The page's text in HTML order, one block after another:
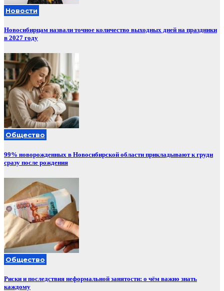
Новости
Новосибирцам назвали точное количество выходных дней на праздники
в 2027 году
Общество
99% новорожденных в Новосибирской области прикладывают к груди
сразу после рождения
Общество
Риски и последствия неформальной занятости: о чём важно знать
каждому